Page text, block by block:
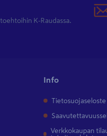
K-Raudassa.
Info
Tietosuojaseloste
Verkkokaupan